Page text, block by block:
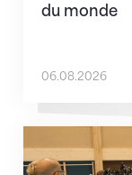
du monde
06.08.2026
En route pour